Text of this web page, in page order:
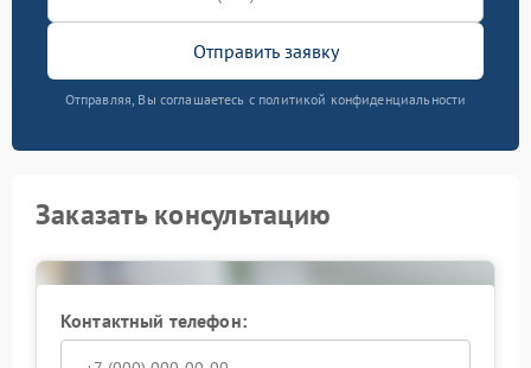
Отправить заявку
Отправляя, Вы соглашаетесь с политикой конфиденциальности
Заказать консультацию
Контактный телефон: